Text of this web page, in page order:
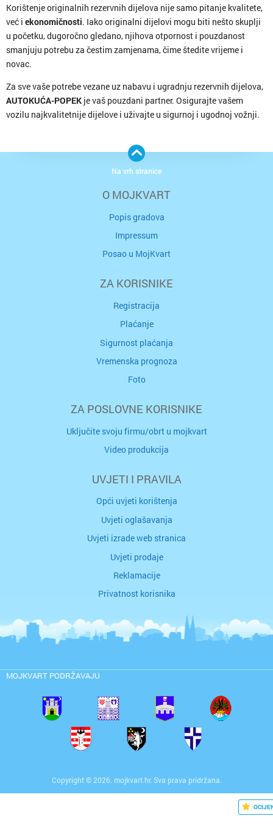
Korištenje originalnih rezervnih dijelova nije samo pitanje kvalitete,
već i ekonomičnosti. Iako originalni dijelovi mogu biti nešto skuplji
u početku, dugoročno gledano, njihova otpornost i pouzdanost
smanjuju potrebu za čestim zamjenama, čime štedite vrijeme i
novac.
Za sve vaše potrebe vezane uz nabavu i ugradnju rezervnih dijelova,
AUTOKUĆA-POPEK je vaš pouzdani partner. Osigurajte vašem
vozilu najkvalitetnije dijelove i uživajte u sigurnoj i ugodnoj vožnji.
O MOJKVART
Popis gradova
Impressum
Posao u MojKvart
ZA KORISNIKE
Registracija
Plaćanje
Sigurnost plaćanja
Vremenska prognoza
Foto
ZA POSLOVNE KORISNIKE
Uključite svoju firmu/obrt u mojkvart
Video produkcija
UVJETI I PRAVILA
Opći uvjeti korištenja
Uvjeti oglašavanja
Uvjeti izrade web stranica
Uvjeti prodaje
Reklamacije
Privatnost korisnika
MOJKVART PODRŽAVAJU
Copyright © 2026. mojkvart.hr. Sva prava pridržana.
Na vrh stranice